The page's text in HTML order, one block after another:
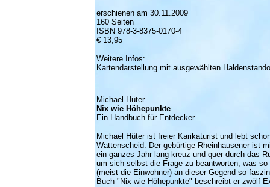
erschienen am 30.11.2009
160 Seiten
ISBN 978-3-8375-0170-4
€ 13,95
Weitere Infos:
Kartendarstellung mit ausgewählten
Michael Hüter
Nix wie Höhepunkte
Ein Handbuch für Entdecker
Michael Hüter ist freier Karikaturist und lebt
Wattenscheid. Der gebürtige Rheinhausener ist
ein ganzes Jahr lang kreuz und quer durch das
um sich selbst die Frage zu beantworten, was
(meist die Einwohner) an dieser Gegend so
Buch "Nix wie Höhepunkte" beschreibt er zwölf